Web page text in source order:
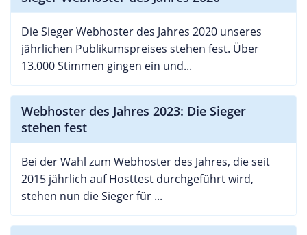
Die Sieger Webhoster des Jahres 2020 unseres
jährlichen Publikumspreises stehen fest. Über
13.000 Stimmen gingen ein und...
Webhoster des Jahres 2023: Die Sieger
stehen fest
Bei der Wahl zum Webhoster des Jahres, die seit
2015 jährlich auf Hosttest durchgeführt wird,
stehen nun die Sieger für ...